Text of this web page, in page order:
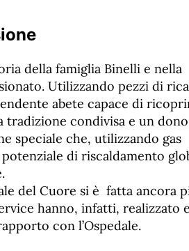
della famiglia Binelli e nella
Utilizzando pezzi di
abete capace di
tradizione condivisa e un dono
speciale che, utilizzando gas
di riscaldamento
del Cuore si è fatta ancora
hanno, infatti, realizzato e
con l’Ospedale.